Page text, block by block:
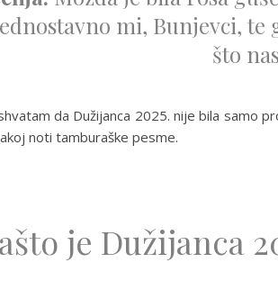
mi, Bunjevci,
što
da Dužijanca 2025. nije bila samo
noti tamburaške pesme.
je Dužijanca